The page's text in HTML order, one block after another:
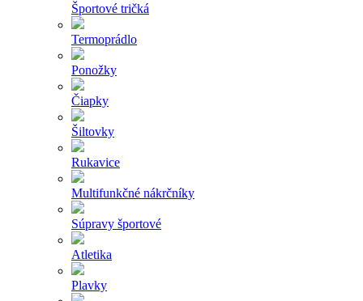
Športové tričká
Termoprádlo
Ponožky
Čiapky
Šiltovky
Rukavice
Multifunkčné nákrčníky
Súpravy športové
Atletika
Plavky